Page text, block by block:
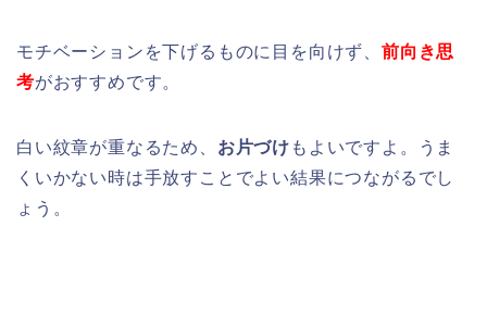
モチベーションを下げるものに目を向けず、 前向き思
考がおすすめです。
白い紋章が重なるため、 お片づけ もよいですよ。うま
くいかない時は手放すことでよい結果につながるでし
ょう。